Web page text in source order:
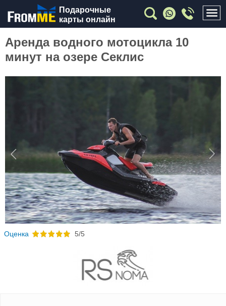
Подарочные
карты онлайн
Аренда водного мотоцикла 10
минут на озере Секлис
Previous
Oценка 5/5